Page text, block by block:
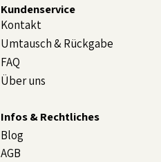
Kundenservice
Kontakt
Über uns
Umtausch & Rückgabe
FAQ
Infos & Rechtliches
Blog
AGB